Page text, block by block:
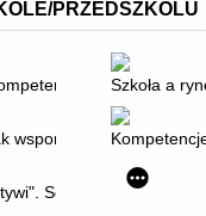
PRZEDSZKOLU
Scenariusz
Szkoła a
wspomagać rozwój
Scenariusz lekcji dla